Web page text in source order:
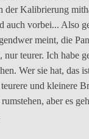
der Kalibrierung
auch vorbei... Also
meint, die
nur teurer. Ich habe
Wer sie hat, das
und kleinere
aber es